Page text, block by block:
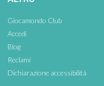
Giocamondo Club
Accedi
Blog
Reclami
Dichiarazione accessibilità